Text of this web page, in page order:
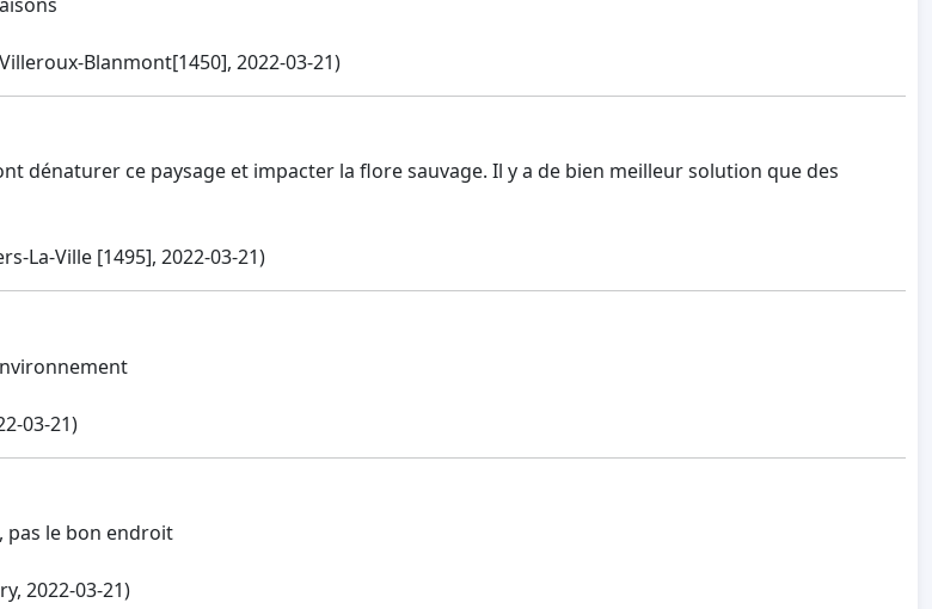
Blanmont[1450], 2022-03-21)
dénaturer ce paysage et impacter la flore sauvage. Il y a de bien meilleur solution que des
La-Ville [1495], 2022-03-21)
03-21)
pas le bon endroit
2022-03-21)